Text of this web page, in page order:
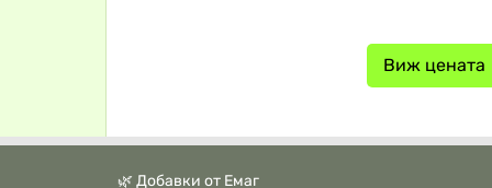
Виж цената
🌿 Добавки от Емаг